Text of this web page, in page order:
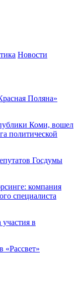
Новости
Поляна»
Коми, вошел
политической
Госдумы
компания
специалиста
в
«Рассвет»